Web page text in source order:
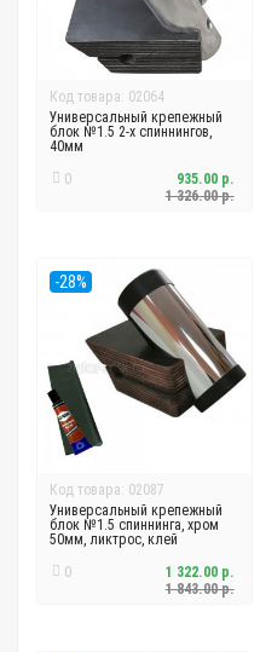
Код товара: 02064
Универсальный крепежный
блок №1.5 2-х спиннингов,
40мм
0
1 326.00 р.
935.00 р.
-28%
Код товара: 02087
Универсальный крепежный
блок №1.5 спиннинга, хром
50мм, ликтрос, клей
0
1 843.00 р.
1 322.00 р.